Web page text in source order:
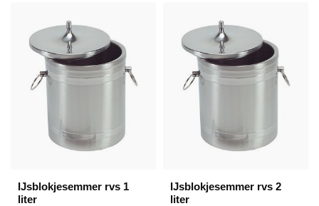
IJsblokjesemmer rvs 1
liter
IJsblokjesemmer rvs 2
liter